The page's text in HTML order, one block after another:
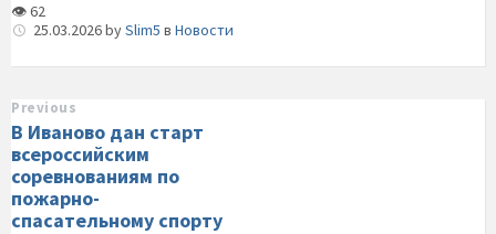
👁 62
25.03.2026bySlim5 в Новости
Previous
В Иваново дан старт
всероссийским
соревнованиям по
пожарно-
спасательному спорту